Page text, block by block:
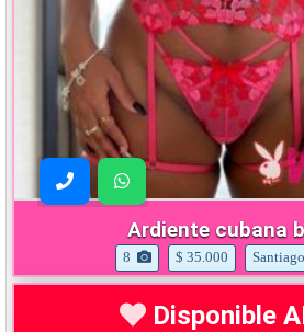
Ardiente cubana
8 $ 35.000
Disponible